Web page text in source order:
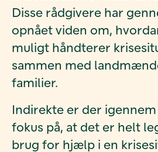
Disse rådgivere har
opnået viden om,
muligt håndterer
sammen med
familier.
Indirekte er der
fokus på, at det er helt
brug for hjælp i en